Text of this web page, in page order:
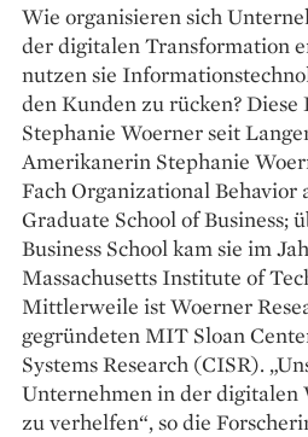
Wie organisieren sich
der digitalen Transformation
nutzen sie
den Kunden zu rücken? Diese
Stephanie Woerner seit
Amerikanerin Stephanie
Fach Organizational Behavior
Graduate School of Business;
Business School kam sie im
Massachusetts Institute of
Mittlerweile ist Woerner
gegründeten MIT Sloan
Systems Research (CISR).
Unternehmen in der
zu verhelfen“, so die